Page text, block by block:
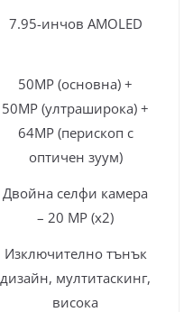
7.95-инчов AMOLED
50MP (основна) +
50MP (ултраширока) +
64MP (перископ с
оптичен зуум)
Двойна селфи камера
– 20 MP (x2)
Изключително тънък
дизайн, мултитаскинг,
висока